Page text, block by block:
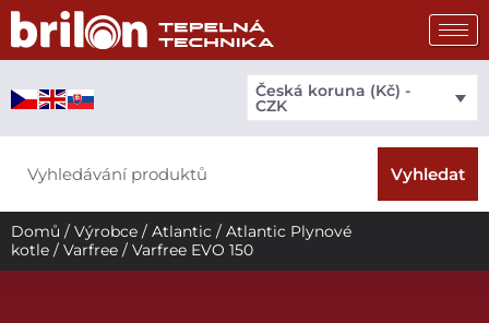
Přeskočit
obsah
Česká koruna (Kč) -
CZK
Vyhledat
Domů / Výrobce / Atlantic / Atlantic Plynové
kotle / Varfree / Varfree EVO 150